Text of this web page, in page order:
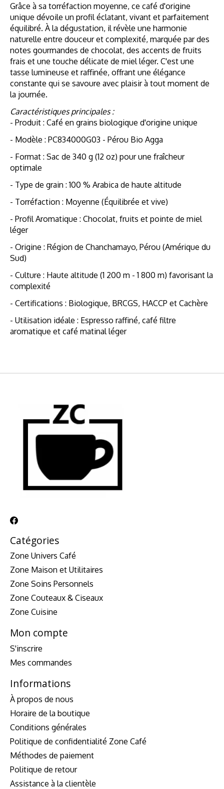
Grâce à sa torréfaction moyenne, ce café d'origine
unique dévoile un profil éclatant, vivant et parfaitement
équilibré. À la dégustation, il révèle une harmonie
naturelle entre douceur et complexité, marquée par des
notes gourmandes de chocolat, des accents de fruits
frais et une touche délicate de miel léger. C'est une
tasse lumineuse et raffinée, offrant une élégance
constante qui se savoure avec plaisir à tout moment de
la journée.
Caractéristiques principales :
- Produit : Café en grains biologique d'origine unique
- Modèle : PC834000G03 - Pérou Bio Agga
- Format : Sac de 340 g (12 oz) pour une fraîcheur
optimale
- Type de grain : 100 % Arabica de haute altitude
- Torréfaction : Moyenne (Équilibrée et vive)
- Profil Aromatique : Chocolat, fruits et pointe de miel
léger
- Origine : Région de Chanchamayo, Pérou (Amérique du
Sud)
- Culture : Haute altitude (1 200 m - 1 800 m) favorisant la
complexité
- Certifications : Biologique, BRCGS, HACCP et Cachère
- Utilisation idéale : Espresso raffiné, café filtre
aromatique et café matinal léger
Catégories
Zone Univers Café
Zone Maison et Utilitaires
Zone Soins Personnels
Zone Couteaux & Ciseaux
Zone Cuisine
Mon compte
S'inscrire
Mes commandes
Informations
À propos de nous
Horaire de la boutique
Conditions générales
Politique de confidentialité Zone Café
Méthodes de paiement
Politique de retour
Assistance à la clientèle